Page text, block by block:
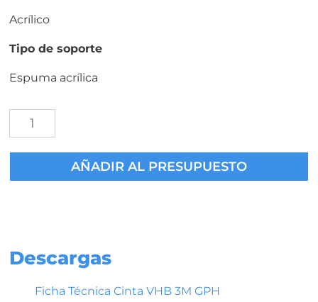
Acrílico
Tipo de soporte
Espuma acrílica
Cinta
Adhesiva
Doble
3M
/
GPH-
110GF
AÑADIR AL PRESUPUESTO
Descargas
Ficha Técnica Cinta VHB 3M GPH